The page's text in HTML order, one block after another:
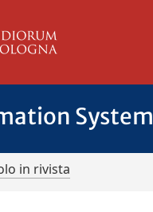
System
in rivista